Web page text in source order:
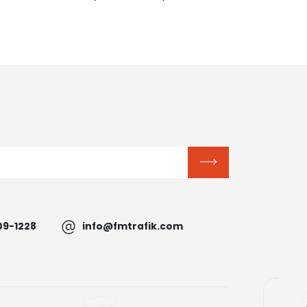
1228 info@fmtrafik.com